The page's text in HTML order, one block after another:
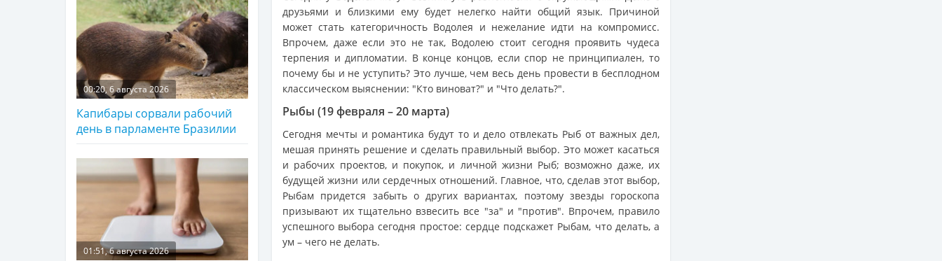
друзьями и близкими ему будет нелегко найти общий язык. Причиной
может стать категоричность Водолея и нежелание идти на компромисс.
Впрочем, даже если это не так, Водолею стоит сегодня проявить чудеса
терпения и дипломатии. В конце концов, если спор не принципиален, то
почему бы и не уступить? Это лучше, чем весь день провести в бесплодном
классическом выяснении: "Кто виноват?" и "Что делать?".
Рыбы (19 февраля – 20 марта)
Сегодня мечты и романтика будут то и дело отвлекать Рыб от важных дел,
мешая принять решение и сделать правильный выбор. Это может касаться
и рабочих проектов, и покупок, и личной жизни Рыб; возможно даже, их
будущей жизни или сердечных отношений. Главное, что, сделав этот выбор,
Рыбам придется забыть о других вариантах, поэтому звезды гороскопа
призывают их тщательно взвесить все "за" и "против". Впрочем, правило
успешного выбора сегодня простое: сердце подскажет Рыбам, что делать, а
ум – чего не делать.
00:20, 6 августа 2026
Капибары сорвали рабочий
день в парламенте Бразилии
01:51, 6 августа 2026